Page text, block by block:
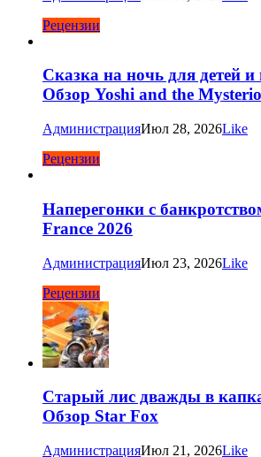
Рецензии
Сказка на ночь для детей и
Обзор Yoshi and the
АдминистрацияИюл 28, 2026Like
Рецензии
Наперегонки с
France 2026
АдминистрацияИюл 23, 2026Like
Рецензии
Старый лис дважды в
Обзор Star Fox
АдминистрацияИюл 21, 2026Like